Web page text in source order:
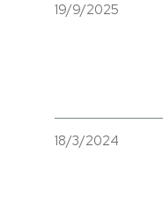
19/9/2025
18/3/2024